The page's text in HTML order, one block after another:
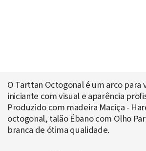
O Tarttan Octogonal é um arco para
iniciante com visual e aparência
Produzido com madeira Maciça -
octogonal, talão Ébano com Olho
branca de ótima qualidade.